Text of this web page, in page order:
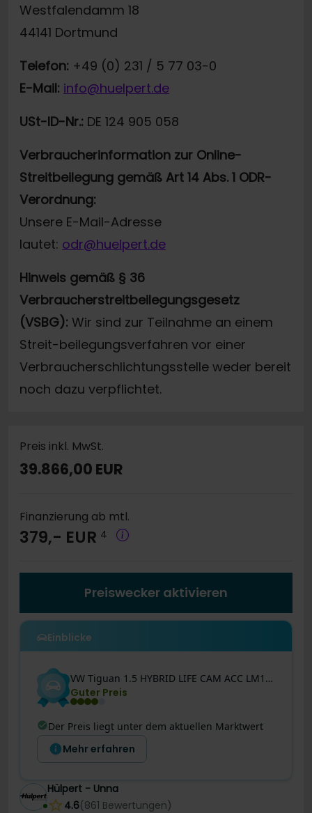
Westfalendamm 18
44141 Dortmund
Telefon: +49 (0) 231 / 5 77 03-0
E-Mail: info@huelpert.de
USt-ID-Nr.: DE 124 905 058
Verbraucherinformation zur Online-
Streitbeilegung gemäß Art 14 Abs. 1 ODR-
Verordnung:
Unsere E-Mail-Adresse
lautet: odr@huelpert.de
Hinweis gemäß § 36
Verbraucherstreitbeilegungsgesetz
(VSBG): Wir sind zur Teilnahme an einem
Streit-beilegungsverfahren vor einer
Verbraucherschlichtungsstelle weder bereit
noch dazu verpflichtet.
Preis inkl. MwSt.
39.866,00 EUR
Finanzierung ab mtl.
379,- EUR 4
Preiswecker aktivieren
Einblicke
VW Tiguan 1.5 HYBRID LIFE CAM ACC LM18 CARPLAY
Guter Preis
Der Preis liegt unter dem aktuellen Marktwert
Mehr erfahren
Hülpert - Unna
4.6(861 Bewertungen)